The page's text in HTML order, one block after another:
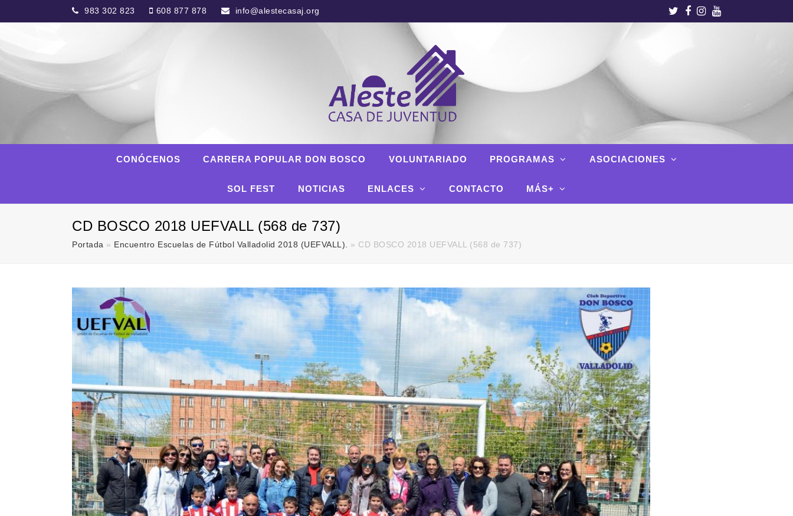
983 302 823 608 877 878 info@alestecasaj.org Twitter
Facebook
Instagram
Youtube
CONÓCENOS CARRERA POPULAR DON BOSCO VOLUNTARIADO PROGRAMAS ASOCIACIONES
SOL FEST NOTICIAS ENLACES CONTACTO MÁS+
CD BOSCO 2018 UEFVALL (568 de 737)
Portada » Encuentro Escuelas de Fútbol Valladolid 2018 (UEFVALL). » CD BOSCO 2018 UEFVALL (568 de 737)